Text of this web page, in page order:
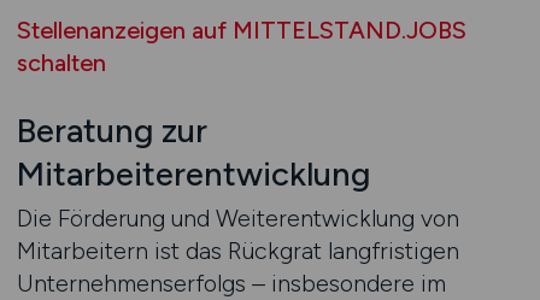
Stellenanzeigen auf MITTELSTAND.JOBS
schalten
Beratung zur
Mitarbeiterentwicklung
Die Förderung und Weiterentwicklung von
Mitarbeitern ist das Rückgrat langfristigen
Unternehmenserfolgs – insbesondere im